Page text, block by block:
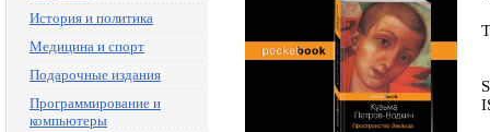
История и политика
Медицина и спорт
Подарочные издания
Программирование и
компьютеры